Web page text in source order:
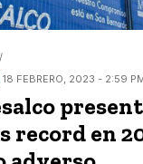
18 FEBRERO, 2023 - 2:59
record en